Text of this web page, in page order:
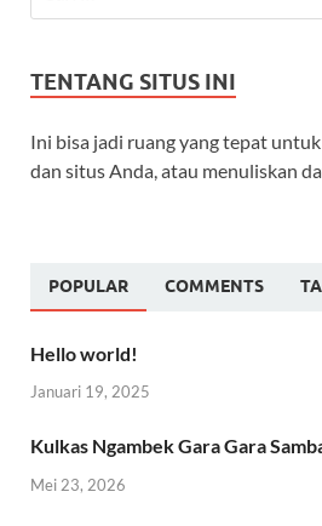
TENTANG SITUS INI
Ini bisa jadi ruang yang tepat
dan situs Anda, atau menuliskan
POPULAR COMMENTS
Hello world!
Januari 19, 2025
Kulkas Ngambek Gara Gara
Mei 23, 2026